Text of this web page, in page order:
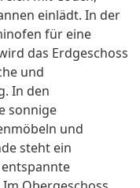
einlädt. In der
für eine
das Erdgeschoss
und
In den
sonnige
und
steht ein